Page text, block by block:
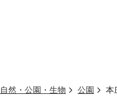
自然・公園・生物 公園 本